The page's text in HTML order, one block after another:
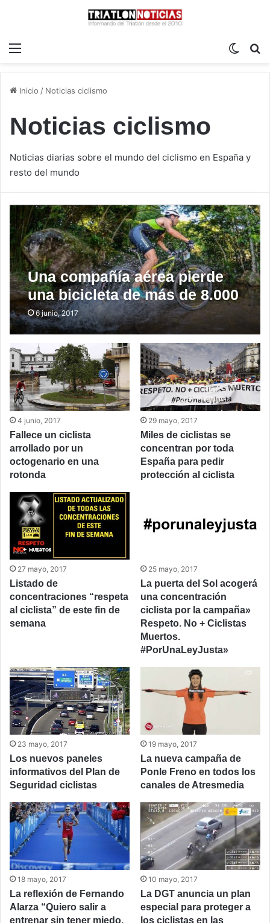
Inicio / Noticias ciclismo
Noticias ciclismo
Noticias diarias sobre el mundo del ciclismo en España y
resto del mundo
Una compañía aérea pierde
una bicicleta de más de 8.000
€6 junio, 2017
4 junio, 2017
Fallece un ciclista
arrollado por un
octogenario en una
rotonda
29 mayo, 2017
Miles de ciclistas se
concentran por toda
España para pedir
protección al ciclista
27 mayo, 2017
Listado de
concentraciones “respeta
al ciclista” de este fin de
semana
25 mayo, 2017
La puerta del Sol acogerá
una concentración
ciclista por la campaña»
Respeto. No + Ciclistas
Muertos.
#PorUnaLeyJusta»
23 mayo, 2017
Los nuevos paneles
informativos del Plan de
Seguridad ciclistas
19 mayo, 2017
La nueva campaña de
Ponle Freno en todos los
canales de Atresmedia
18 mayo, 2017
La reflexión de Fernando
Alarza “Quiero salir a
entrenar sin tener miedo,
10 mayo, 2017
La DGT anuncia un plan
especial para proteger a
los ciclistas en las